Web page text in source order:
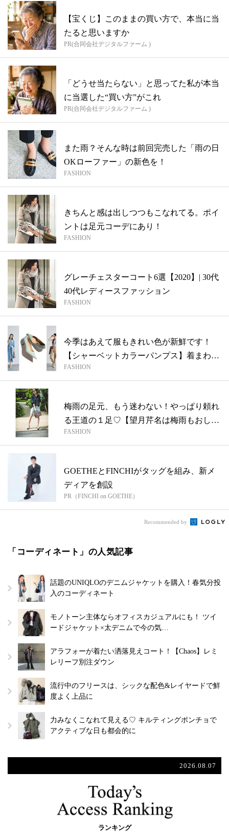
【宝くじ】このままの買い方で、本当に当
たると思いますか
PR(合同会社デジタルファーム )
「どうせ当たらない」と思ってた私が本当
に当選した“買い方”がこれ
PR(合同会社デジタルファーム )
また雨？そんな時は前回完売した「雨の日
OKローファー」の新色を！
FASHION
きちんと感は出しつつもこなれてる。ポイ
ントは足元コーデにあり！
FASHION
グレーチェスターコート6選【2020】| 30代
40代レディースファッション
FASHION
今季はあえて服もきれい色が新鮮です！
【シャーベットカラーパンプス】着まわし
4St...
FASHION
梅雨の足元、もう迷わない！やっぱり頼れ
る王道の１足♡【望月芹名は梅雨もおしゃ
れを...
FASHION
GOETHEとFINCHIがタッグを組み、新メ
ディアを創設
PR（FINCHI on GOETHE）
Recommended by
「コーディネート」の人気記事
話題のUNIQLOのデニムジャケットを購入！春気分投
入のコーディネート
モノトーン主体ならオフィスカジュアルにも！ ツイ
ードジャケット×太デニムで今の気…
アラフォーが着たい洒落見えコート！【Chaos】レミ
レリーフ別注ダウン
流行中のフリースは、シックな配色&レイヤードで鮮
度よく上品に
力みなくこなれて見える♡ キルティングポンチョで
アクティブな日も都会的に
2026.08.07
ランキング